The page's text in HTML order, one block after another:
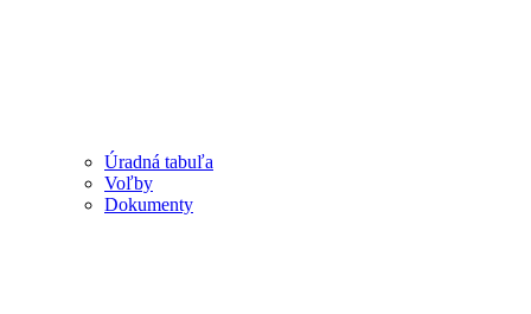
Úradná tabuľa
Voľby
Dokumenty